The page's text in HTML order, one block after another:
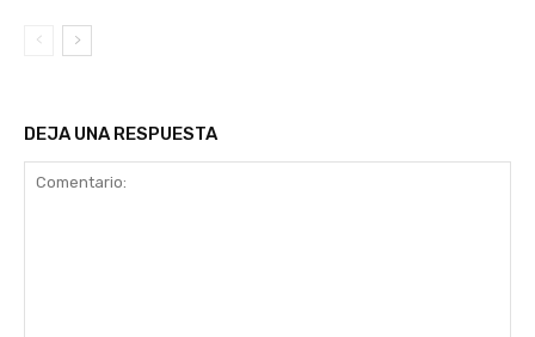
DEJA UNA RESPUESTA